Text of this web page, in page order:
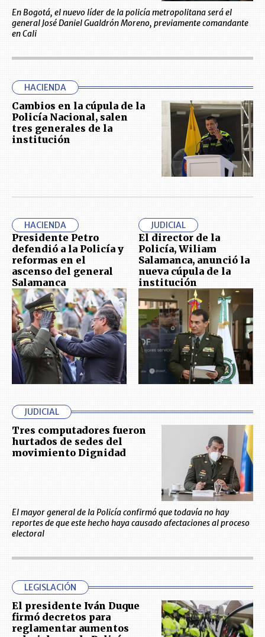
En Bogotá, el nuevo líder de la policía metropolitana será el
general José Daniel Gualdrón Moreno, previamente comandante
en Cali
HACIENDA
Cambios en la cúpula de la
Policía Nacional, salen
tres generales de la
institución
HACIENDA
Presidente Petro
defendió a la Policía y
reformas en el
ascenso del general
Salamanca
JUDICIAL
El director de la
Policía, Wiliam
Salamanca, anunció la
nueva cúpula de la
institución
JUDICIAL
Tres computadores fueron
hurtados de sedes del
movimiento Dignidad
El mayor general de la Policía confirmó que todavía no hay
reportes de que este hecho haya causado afectaciones al proceso
electoral
LEGISLACIÓN
El presidente Iván Duque
firmó decretos para
reglamentar aumentos